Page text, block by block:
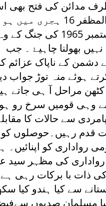
مدائن کی فتح بھی
ماہ صفر المظفر 16 ہجری
ہمیں 6 ستمبر 1965 کی جنگ کے وہ
نہیں بھولنا چاہیۓ ۔ جب
دشمن کے ناپاک عزائم
ہوئے منہ توڑ جواب
مراحل آ ہی جاتے
وہی قومیں سرخ رو
سے حالات کا
قدم رہیں۔حوصلوں کو
رواداری کو اپنائیں۔
کی مظہر سید
ذات با برکات رہی
سے کیا ہندو کیا
مسلمان صدیوں